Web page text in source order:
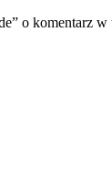
o komentarz w